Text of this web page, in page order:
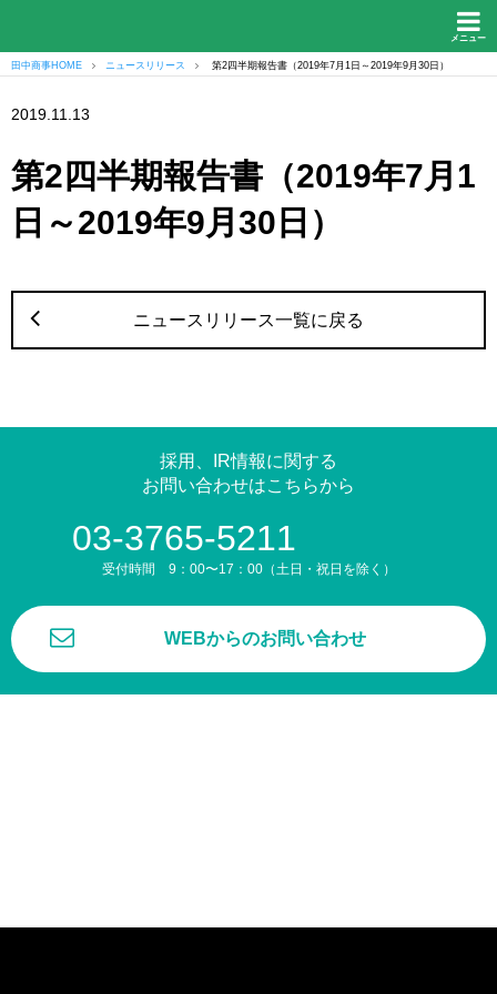
メニュー
田中商事HOME ニュースリリース 第2四半期報告書（2019年7月1日～2019年9月30日）
2019.11.13
第2四半期報告書（2019年7月1
日～2019年9月30日）
ニュースリリース一覧に戻る
採用、IR情報に関する
お問い合わせはこちらから
03-3765-5211
受付時間 9：00〜17：00（土日・祝日を除く）
WEBからのお問い合わせ